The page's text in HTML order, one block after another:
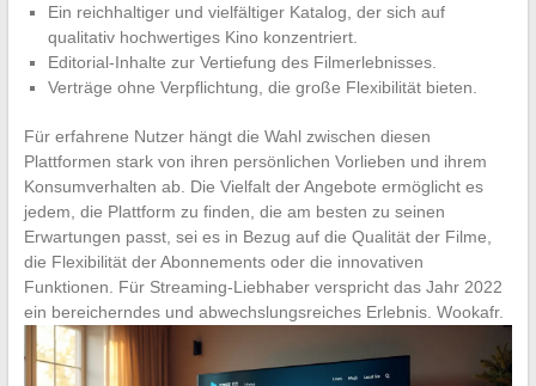
Ein reichhaltiger und vielfältiger Katalog, der sich auf
qualitativ hochwertiges Kino konzentriert.
Editorial-Inhalte zur Vertiefung des Filmerlebnisses.
Verträge ohne Verpflichtung, die große Flexibilität bieten.
Für erfahrene Nutzer hängt die Wahl zwischen diesen
Plattformen stark von ihren persönlichen Vorlieben und ihrem
Konsumverhalten ab. Die Vielfalt der Angebote ermöglicht es
jedem, die Plattform zu finden, die am besten zu seinen
Erwartungen passt, sei es in Bezug auf die Qualität der Filme,
die Flexibilität der Abonnements oder die innovativen
Funktionen. Für Streaming-Liebhaber verspricht das Jahr 2022
ein bereicherndes und abwechslungsreiches Erlebnis. Wookafr.